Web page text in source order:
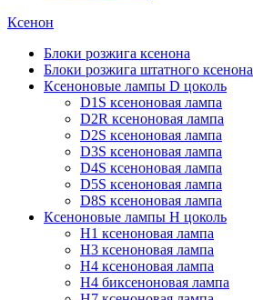
Ксенон
Блоки розжига ксенона
Блоки розжига штатного ксенона
Ксеноновые лампы D цоколь
D1S ксеноновая лампа
D2R ксеноновая лампа
D2S ксеноновая лампа
D3S ксеноновая лампа
D4S ксеноновая лампа
D5S ксеноновая лампа
D8S ксеноновая лампа
Ксеноновые лампы Н цоколь
H1 ксеноновая лампа
H3 ксеноновая лампа
H4 ксеноновая лампа
H4 биксеноновая лампа